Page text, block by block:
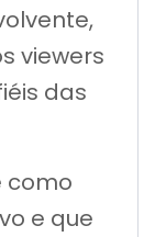
viewers
das
como
e que